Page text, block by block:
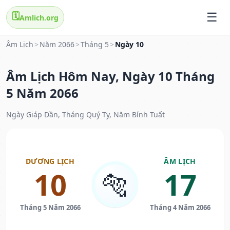
🗓️Amlich.org
Âm Lịch > Năm 2066>Tháng 5 > Ngày 10
Âm Lịch Hôm Nay, Ngày 10 Tháng
5 Năm 2066
Ngày Giáp Dần, Tháng Quý Tỵ, Năm Bính Tuất
DƯƠNG LỊCH
10
Tháng 5 Năm 2066
🐅
ÂM LỊCH
17
Tháng 4 Năm 2066